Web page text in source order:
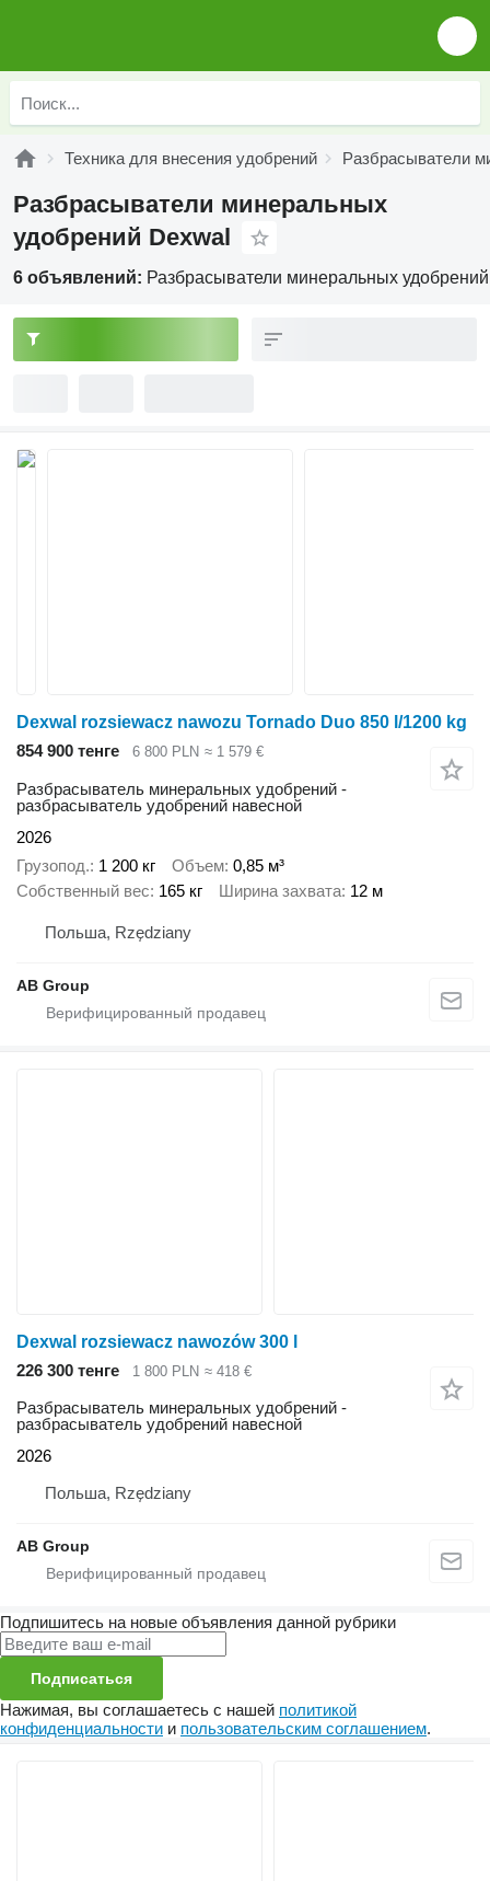
Техника для внесения удобрений Разбрасыватели
Разбрасыватели минеральных
удобрений Dexwal
6 объявлений: Разбрасыватели минеральных
Dexwal rozsiewacz nawozu Tornado Duo 850 l/1200 kg
854 900 тенге
6 800 PLN ≈ 1 579 €
Разбрасыватель минеральных удобрений -
разбрасыватель удобрений навесной
2026
Грузопод. 1 200 кг Объем 0,85 м³
Собственный вес 165 кг Ширина захвата 12 м
Польша, Rzędziany
AB Group
Dexwal rozsiewacz nawozów 300 l
226 300 тенге
1 800 PLN ≈ 418 €
Разбрасыватель минеральных удобрений -
разбрасыватель удобрений навесной
2026
Польша, Rzędziany
AB Group
Подпишитесь на новые объявления данной рубрики
Подписаться
Нажимая, вы соглашаетесь с нашей политикой
конфиденциальности и пользовательским соглашением.